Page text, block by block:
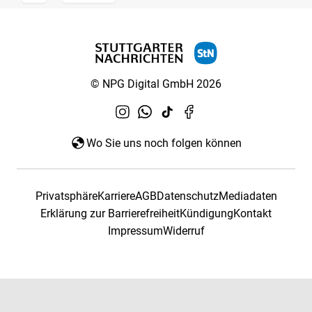
© NPG Digital GmbH 2026
Wo Sie uns noch folgen können
PrivatsphäreKarriereAGBDatenschutzMediadaten
Erklärung zur BarrierefreiheitKündigungKontakt
ImpressumWiderruf